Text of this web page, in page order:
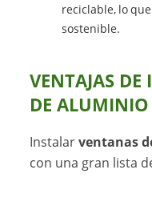
reciclable, lo
sostenible.
VENTAJAS
DE ALUMINIO
Instalarventanas
con una gran lista